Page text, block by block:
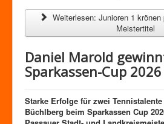
Weiterlesen: Junioren 1
Meistertitel
Daniel Marold
Sparkassen-Cup 2026
Starke Erfolge für zwei Tennistalente
Büchlberg beim Sparkassen Cup